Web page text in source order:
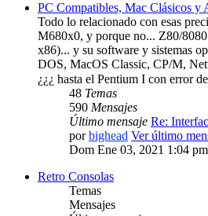
PC Compatibles, Mac Clásicos y
Todo lo relacionado con esas
M680x0, y porque no... Z80/
x86)... y su software y sistemas
DOS, MacOS Classic, CP/M,
¿¿¿ hasta el Pentium I con error
48 Temas
590 Mensajes
Último mensaje Re:
porbighead Ver último
Dom Ene 03, 2021 1:04 pm
Retro Consolas
Temas
Mensajes